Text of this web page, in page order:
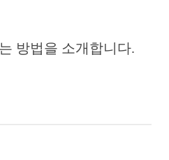
방법을 소개합니다.